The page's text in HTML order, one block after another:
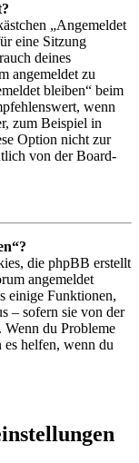
„Angemeldet
eine Sitzung
deines
angemeldet zu
bleiben“ beim
wenn
zum Beispiel in
Option nicht zur
von der Board-
die phpBB erstellt
angemeldet
einige Funktionen,
– sofern sie von der
du Probleme
helfen, wenn du